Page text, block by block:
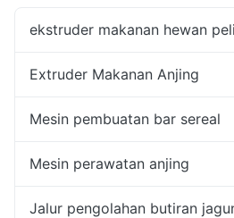
ekstruder makanan hewan
Extruder Makanan Anjing
Mesin pembuatan bar sereal
Mesin perawatan anjing
Jalur pengolahan butiran